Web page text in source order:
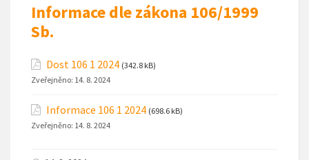
Informace dle zákona 106/1999
Sb.
Dost 106 1 2024 (342.8 kB)
Zveřejněno: 14. 8. 2024
Informace 106 1 2024 (698.6 kB)
Zveřejněno: 14. 8. 2024